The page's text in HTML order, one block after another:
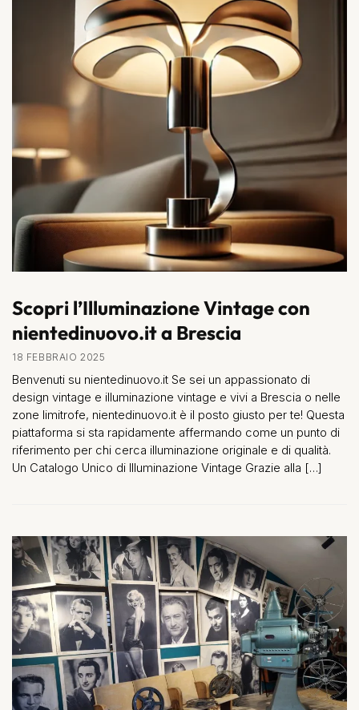
Scopri l’Illuminazione Vintage con
nientedinuovo.it a Brescia
18 FEBBRAIO 2025
Benvenuti su nientedinuovo.it Se sei un appassionato di
design vintage e illuminazione vintage e vivi a Brescia o nelle
zone limitrofe, nientedinuovo.it è il posto giusto per te! Questa
piattaforma si sta rapidamente affermando come un punto di
riferimento per chi cerca illuminazione originale e di qualità.
Un Catalogo Unico di Illuminazione Vintage Grazie alla […]